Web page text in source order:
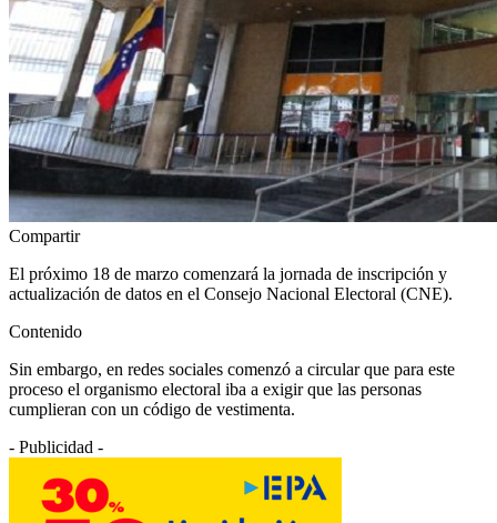
Compartir
El próximo 18 de marzo comenzará la jornada de inscripción y
actualización de datos en el Consejo Nacional Electoral (CNE).
Contenido
Sin embargo, en redes sociales comenzó a circular que para este
proceso el organismo electoral iba a exigir que las personas
cumplieran con un código de vestimenta.
- Publicidad -